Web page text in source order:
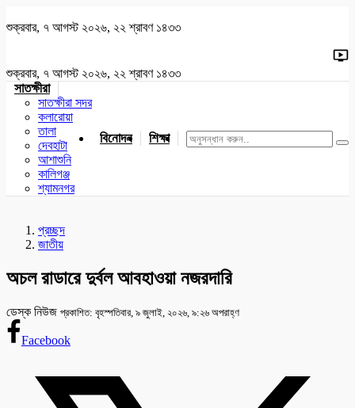
শুক্রবার, ৭ আগস্ট ২০২৬, ২২ শ্রাবণ ১৪৩৩
শুক্রবার, ৭ আগস্ট ২০২৬, ২২ শ্রাবণ ১৪৩৩
সাতক্ষীরা
সাতক্ষীরা সদর
কলারোয়া
তালা
দেবহাটা
আশাশুনি
কালিগঞ্জ
শ্যামনগর
বিনোদন শিক্ষা খেলাধুলা জাতীয় যশোর
প্রচ্ছদ
জাতীয়
অচল রাডারে দুর্বল আবহাওয়া নজরদারি
ডেস্ক নিউজ প্রকাশিত: বৃহস্পতিবার, ৯ জুলাই, ২০২৬, ৯:২৬ অপরাহ্ণ
Facebook